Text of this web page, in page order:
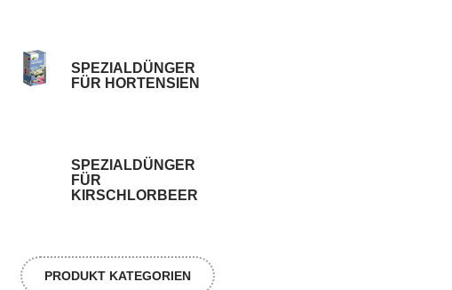
SPEZIALDÜNGER
FÜR HORTENSIEN
SPEZIALDÜNGER
FÜR
KIRSCHLORBEER
PRODUKT KATEGORIEN